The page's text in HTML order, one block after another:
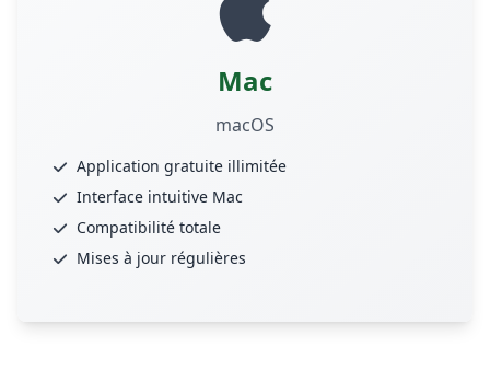
Mac
macOS
Application gratuite illimitée
Interface intuitive Mac
Compatibilité totale
Mises à jour régulières